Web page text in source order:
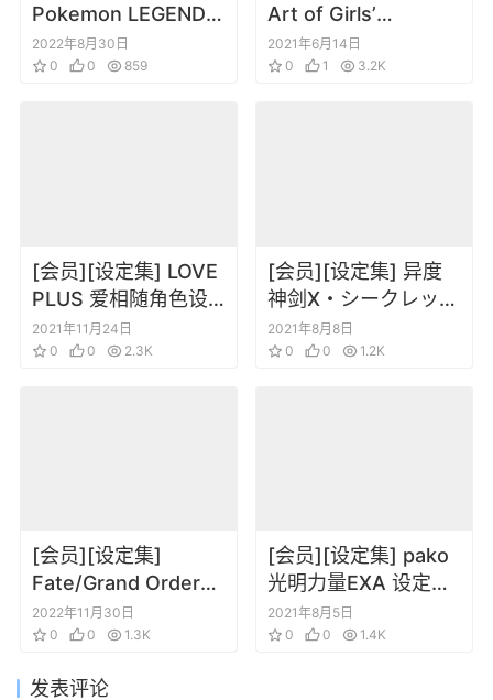
Pokemon LEGENDS
アルセウス 公式ガイ
ドブック
2022年8月30日
0
0 859
Art of Girls’
Frontine 少女前线公
式设定画集 Vol.2
2021年6月14日
0
1 3.2K
[会员][设定集] LOVE
PLUS 爱相随角色设
定资料集 小早川凛子
篇
2021年11月24日
0
0 2.3K
[会员][设定集] 异度
神剑X・シークレット
ファイル アート・オ
ブ・ミラ
2021年8月8日
0
0 1.2K
[会员][设定集]
Fate/Grand Order
Players’ Guide 2022
2022年11月30日
0
0 1.3K
[会员][设定集] pako
光明力量EXA 设定资
料集
2021年8月5日
0
0 1.4K
发表评论